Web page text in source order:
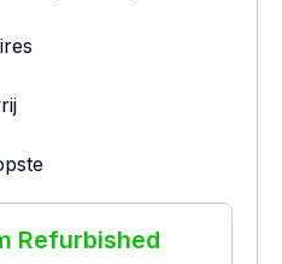
Refurbished